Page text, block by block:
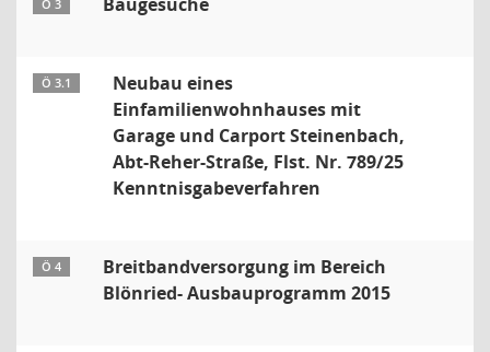
Ö 3
Ö 3.1
Neubau eines
Einfamilienwohnhauses mit
Garage und Carport Steinenbach,
Abt-Reher-Straße, Flst. Nr. 789/25
Kenntnisgabeverfahren
Ö 4
Breitbandversorgung im Bereich
Blönried- Ausbauprogramm 2015